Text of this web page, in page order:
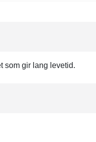
som gir lang levetid.